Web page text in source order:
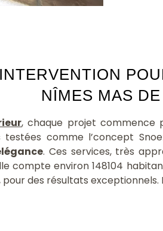
NÎMES MAS
, chaque projet commence
comme l’concept
. Ces services, très
compte environ 148104
pour des résultats